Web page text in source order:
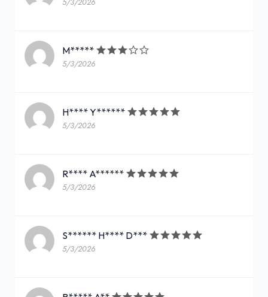
5/3/2026
M*****
5/3/2026
H**** Y******
5/3/2026
R**** A******
5/3/2026
S****** H**** D***
5/3/2026